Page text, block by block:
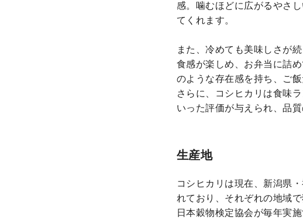
感。噛むほどに広がるやさ
てくれます。
また、冷めても美味しさが
食感が楽しめ、お弁当に詰
のような存在感を持ち、ご
さらに、コシヒカリは食味
いった評価が与えられ、品
生産地
コシヒカリは現在、新潟県
れており、それぞれの地域
日本穀物検定協会が毎年実